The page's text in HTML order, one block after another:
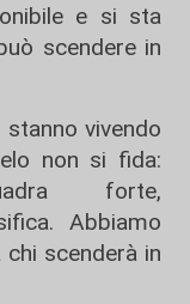
e si sta
scendere in
vivendo
non si fida:
forte,
Abbiamo
scenderà in